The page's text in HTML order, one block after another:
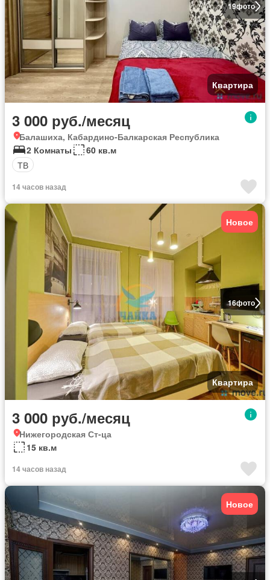
19фото
Квартира
3 000 руб./месяц
Балашиха, Кабардино-Балкарская Республика
2 Комнаты
60 кв.м
ТВ
14 часов назад
16фото
Новое
Квартира
3 000 руб./месяц
Нижегородская Ст-ца
15 кв.м
14 часов назад
Новое